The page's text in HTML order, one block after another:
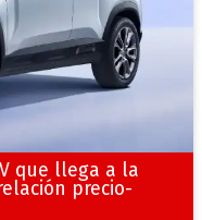
que llega a la
precio-